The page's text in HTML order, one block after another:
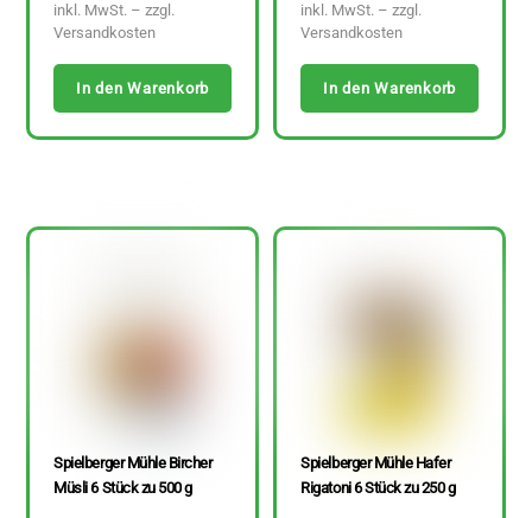
inkl. MwSt. – zzgl.
Versandkosten
In den Warenkorb
inkl. MwSt. – zzgl.
Versandkosten
In den Warenkorb
Spielberger Mühle Bircher
Müsli 6 Stück zu 500 g
Spielberger Mühle Hafer
Rigatoni 6 Stück zu 250 g